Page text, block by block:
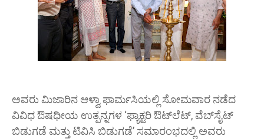
ಅವರು ಮಿಜಾರಿನ ಆಳ್ವಾ ಫಾರ್ಮಸಿಯಲ್ಲಿ ಸೋಮವಾರ ನಡೆದ
ವಿವಿಧ ಔಷಧೀಯ ಉತ್ಪನ್ನಗಳ ‘ಫ್ಯಾಕ್ಟರಿ ಔಟ್‌ಲೆಟ್, ವೆಬ್‌ಸೈಟ್
ಬಿಡುಗಡೆ ಮತ್ತು ಟಿವಿಸಿ ಬಿಡುಗಡೆ’ ಸಮಾರಂಭದಲ್ಲಿ ಅವರು